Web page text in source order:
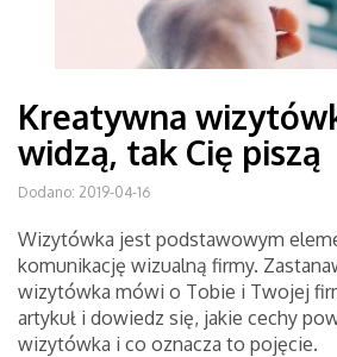
Kreatywna
widzą, tak Cię piszą
Dodano: 2019-04-16
Wizytówka jest podstawowym
komunikację wizualną firmy.
wizytówka mówi o Tobie i Twojej
artykuł i dowiedz się, jakie cechy
wizytówka i co oznacza to pojęcie.